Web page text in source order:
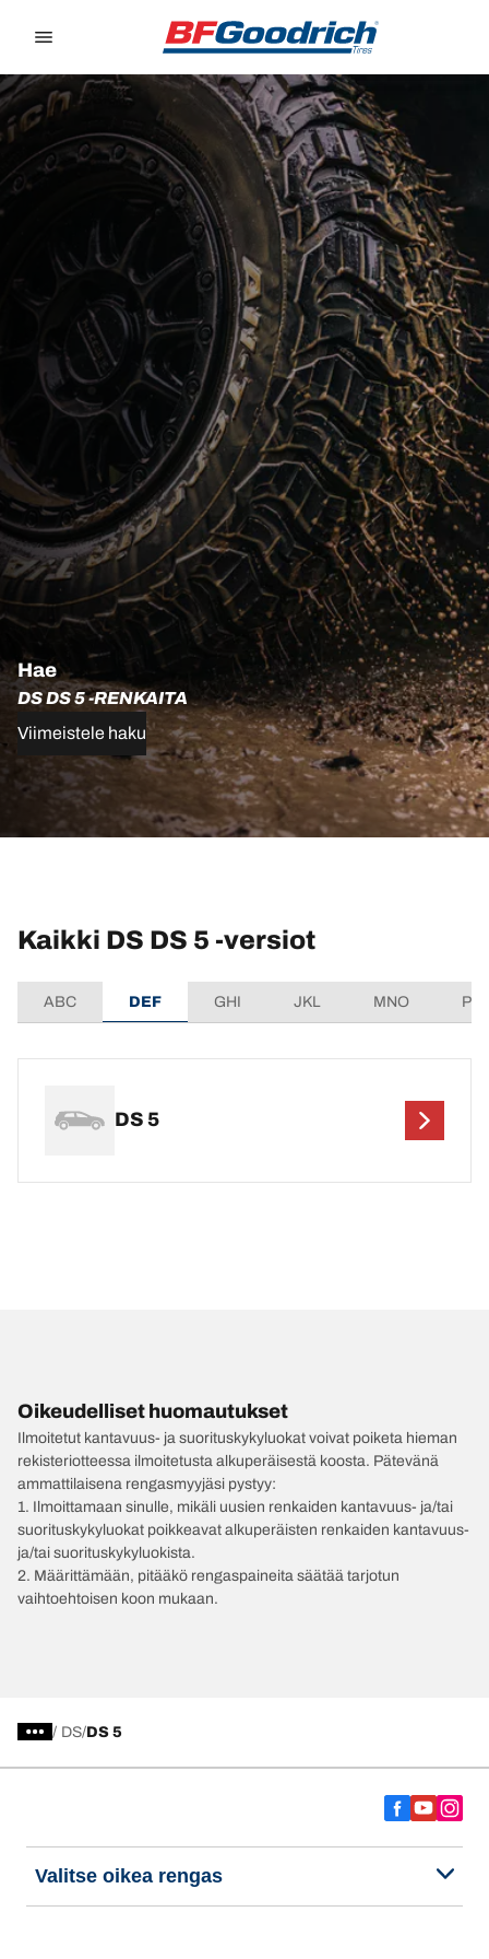
Hae
DS DS 5 -RENKAITA
Viimeistele haku
Kaikki DS DS 5 -versiot
ABC DEF GHI JKL MNO
DS 5
Oikeudelliset huomautukset
Ilmoitetut kantavuus- ja suorituskykyluokat voivat poiketa hieman
rekisteriotteessa ilmoitetusta alkuperäisestä koosta. Pätevänä
ammattilaisena rengasmyyjäsi pystyy:
1. Ilmoittamaan sinulle, mikäli uusien renkaiden kantavuus- ja/tai
suorituskykyluokat poikkeavat alkuperäisten renkaiden kantavuus-
ja/tai suorituskykyluokista.
2. Määrittämään, pitääkö rengaspaineita säätää tarjotun
vaihtoehtoisen koon mukaan.
/ DS DS 5
Valitse oikea rengas